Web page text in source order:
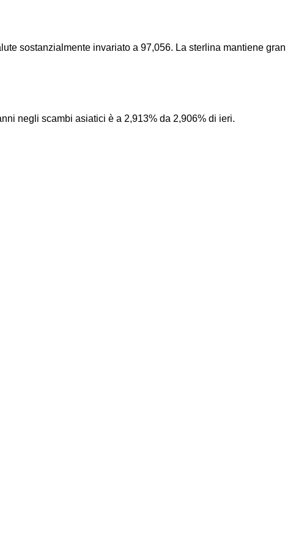
sostanzialmente invariato a 97,056. La sterlina mantiene gran
negli scambi asiatici è a 2,913% da 2,906% di ieri.